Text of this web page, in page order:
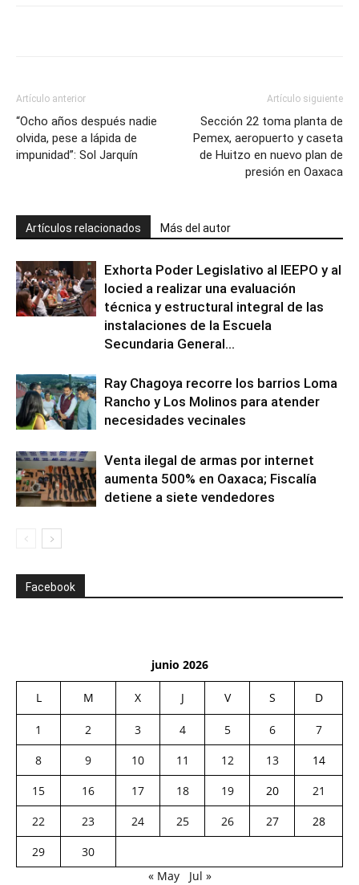
Artículo anterior
“Ocho años después nadie
olvida, pese a lápida de
impunidad”: Sol Jarquín
Artículo siguiente
Sección 22 toma planta de
Pemex, aeropuerto y caseta
de Huitzo en nuevo plan de
presión en Oaxaca
Artículos relacionados Más del autor
Exhorta Poder Legislativo al IEEPO y al
Iocied a realizar una evaluación
técnica y estructural integral de las
instalaciones de la Escuela
Secundaria General...
Ray Chagoya recorre los barrios Loma
Rancho y Los Molinos para atender
necesidades vecinales
Venta ilegal de armas por internet
aumenta 500% en Oaxaca; Fiscalía
detiene a siete vendedores
Facebook
junio 2026
L M X J V S D
1 2 3 4 5 6
7
8
9 10 11 12 13
14
15
16 17 18 19 20
21
22
23 24 25 26 27
28
29
30
« May
Jul »